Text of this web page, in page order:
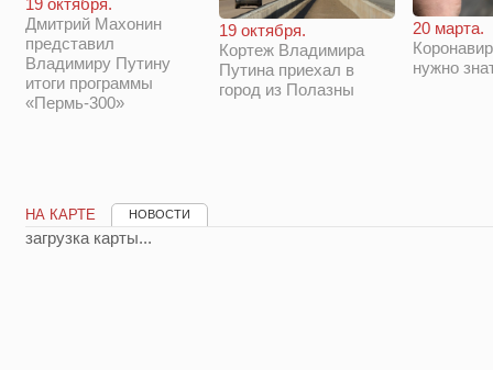
Дмитрий Махонин
представил
Владимиру Путину
итоги программы
«Пермь-300»
19 октября.
Кортеж Владимира
Путина приехал в
город из Полазны
20 марта.
нужно
НА КАРТЕ НОВОСТИ
загрузка карты...